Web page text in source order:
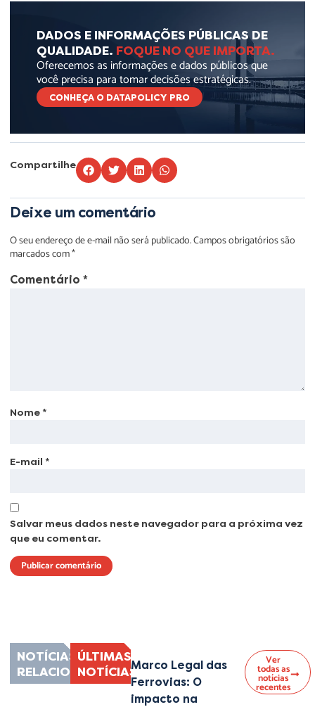
DADOS E INFORMAÇÕES PÚBLICAS DE
QUALIDADE. FOQUE NO QUE IMPORTA.
Oferecemos as informações e dados públicos que
você precisa para tomar decisões estratégicas.
CONHEÇA O DATAPOLICY PRO
Compartilhe
Deixe um comentário
O seu endereço de e-mail não será publicado.Campos obrigatórios são
marcados com*
Comentário *
Nome *
E-mail *
Salvar meus dados neste navegador para a próxima vez
que eu comentar.
NOTÍCIAS
RELACIONADAS
ÚLTIMAS
NOTÍCIASMarco Legal das
Ferrovias: O
impacto na
Ver
todas as
notícias
recentes